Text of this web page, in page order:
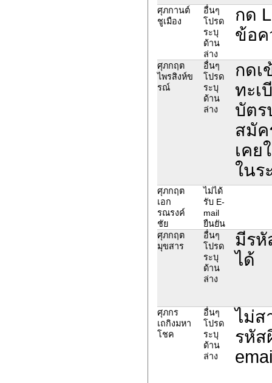
ศุภกานต์
ชูเมือง
อื่นๆ
โปรด
ระบุ
ด้าน
ล่าง
กด
ข้อค
ศุภกฤต
ไพรสิงห์ข
รณ์
อื่นๆ
โปรด
ระบุ
ด้าน
ล่าง
กดเ
ทะเ
บัตร
สมัค
เค
ในร
ศุภกฤต
เอก
รณรงค์
ชัย
ไม่ได้
รับ E-
mail
ยืนยัน
ศุภกฤต
มุขสาร
อื่นๆ
โปรด
ระบุ
ด้าน
ล่าง
มีรหั
ได้
ศุภกร
เถกิงมหา
โชค
อื่นๆ
โปรด
ระบุ
ด้าน
ล่าง
ไม่ส
รหัส